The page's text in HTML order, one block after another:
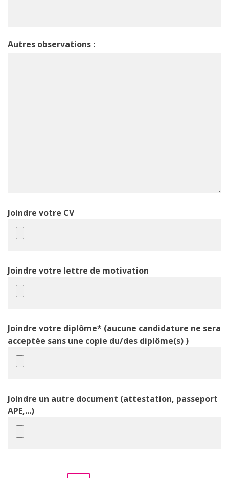
Autres observations :
Joindre votre CV
Joindre votre lettre de motivation
Joindre votre diplôme* (aucune candidature ne sera
acceptée sans une copie du/des diplôme(s) )
Joindre un autre document (attestation, passeport
APE,...)